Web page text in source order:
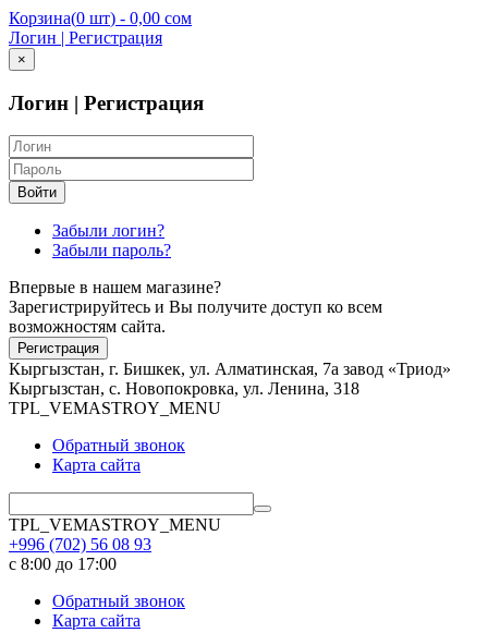
Корзина(0 шт) - 0,00 сом
Логин | Регистрация
×
Логин | Регистрация
Войти
Забыли логин?
Забыли пароль?
Впервые в нашем магазине?
Зарегистрируйтесь и Вы получите доступ ко всем
возможностям сайта.
Регистрация
Кыргызстан, г. Бишкек, ул. Алматинская, 7а завод «Триод»
Кыргызстан, с. Новопокровка, ул. Ленина, 318
TPL_VEMASTROY_MENU
Обратный звонок
Карта сайта
TPL_VEMASTROY_MENU
+996 (702) 56 08 93
с 8:00 до 17:00
Обратный звонок
Карта сайта